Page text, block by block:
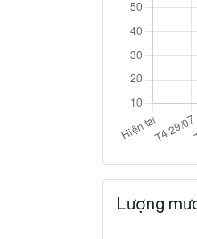
Lượng